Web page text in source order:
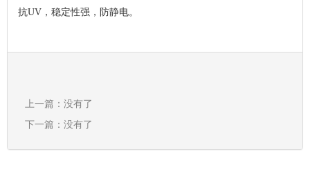
抗UV，稳定性强，防静电。
上一篇：没有了
下一篇：没有了